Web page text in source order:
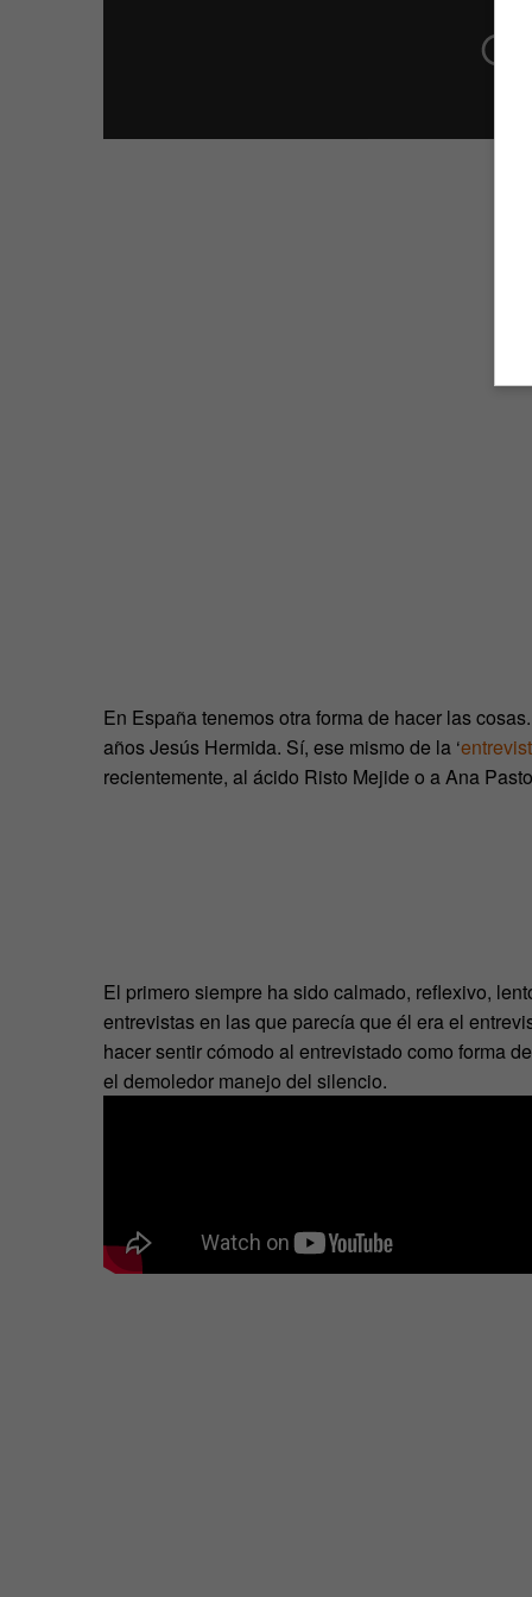
En España tenemos otra forma de hacer las
años Jesús Hermida. Sí, ese mismo de la ‘
recientemente, al ácido Risto Mejide o a Ana
El primero siempre ha sido calmado, reflexivo,
entrevistas en las que parecía que él era el
hacer sentir cómodo al entrevistado como forma
el demoledor manejo del silencio.